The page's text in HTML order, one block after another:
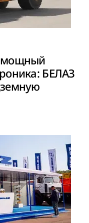
мощный
БЕЛАЗ